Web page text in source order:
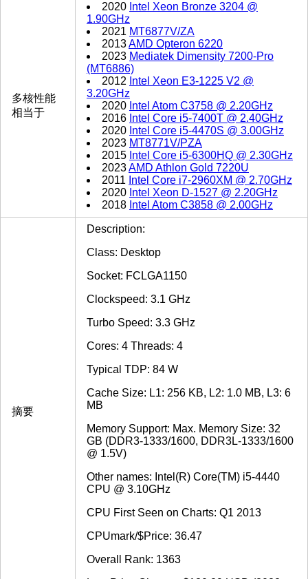
多核性能
相当于
2020 Intel Xeon Bronze 3204 @
1.90GHz
2021 MT6877V/ZA
2013AMD Opteron 6220
2023 Mediatek Dimensity 7200-Pro
(MT6886)
2012 Intel Xeon E3-1225 V2 @
3.20GHz
2020 Intel Atom C3758 @ 2.20GHz
2016 Intel Core i5-7400T @ 2.40GHz
2020 Intel Core i5-4470S @ 3.00GHz
2023 MT8771V/PZA
2015 Intel Core i5-6300HQ @ 2.30GHz
2023AMD Athlon Gold 7220U
2011 Intel Core i7-2960XM @ 2.70GHz
2020 Intel Xeon D-1527 @ 2.20GHz
2018 Intel Atom C3858 @ 2.00GHz
摘要
Description:
Class: Desktop
Socket: FCLGA1150
Clockspeed: 3.1 GHz
Turbo Speed: 3.3 GHz
Cores: 4 Threads: 4
Typical TDP: 84 W
Cache Size: L1: 256 KB, L2: 1.0 MB, L3: 6
MB
Memory Support: Max. Memory Size: 32
GB (DDR3-1333/1600, DDR3L-1333/1600
@ 1.5V)
Other names: Intel(R) Core(TM) i5-4440
CPU @ 3.10GHz
CPU First Seen on Charts: Q1 2013
CPUmark/$Price: 36.47
Overall Rank: 1363